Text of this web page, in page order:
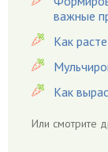
Вредители
Гардения
Гацания
Гвоздики
Герань
важные
Как
Как
Или смотрите